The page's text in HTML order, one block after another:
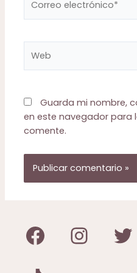
electrónico*
Guarda mi nombre,
en este navegador para
comente.
Facebook Instagram Twitter